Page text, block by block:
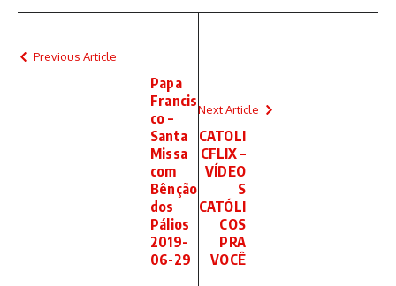
Previous Article
Papa
Francis
co –
Santa
Missa
com
Bênção
dos
Pálios
2019-
06-29
Next Article
CATOLI
CFLIX –
VÍDEO
S
CATÓLI
COS
PRA
VOCÊ